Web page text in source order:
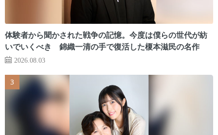
体験者から聞かされた戦争の記憶。今度は僕らの世代が紡
いでいくべき 錦織一清の手で復活した榎本滋民の名作
2026.08.03